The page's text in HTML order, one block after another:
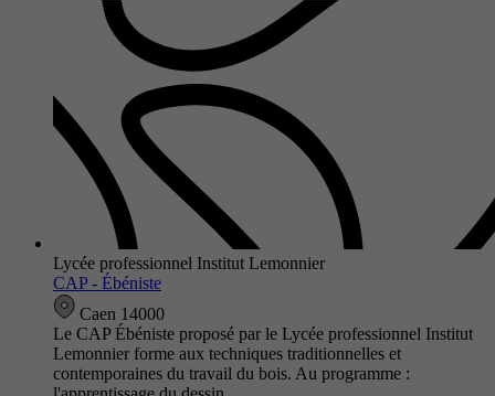
Lycée professionnel Institut Lemonnier
CAP - Ébéniste
Caen 14000
Le CAP Ébéniste proposé par le Lycée professionnel Institut
Lemonnier forme aux techniques traditionnelles et
contemporaines du travail du bois. Au programme :